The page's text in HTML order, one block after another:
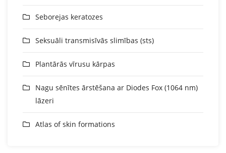
Seborejas keratozes
Seksuāli transmisīvās slimības (sts)
Plantārās vīrusu kārpas
Nagu sēnītes ārstēšana ar Diodes Fox (1064 nm)
lāzeri
Atlas of skin formations